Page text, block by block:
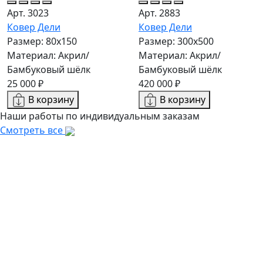
Арт. 3023
Ковер Дели
Размер: 80x150
Материал: Акрил/
Бамбуковый шёлк
25 000 ₽
В корзину
Арт. 2883
Ковер Дели
Размер: 300х500
Материал: Акрил/
Бамбуковый шёлк
420 000 ₽
В корзину
Наши работы по индивидуальным заказам
Смотреть все